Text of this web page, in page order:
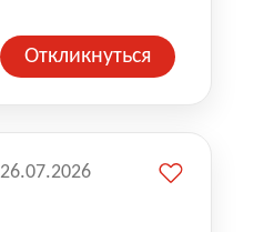
Откликнуться
26.07.2026